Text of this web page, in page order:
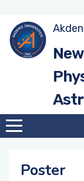
Poster